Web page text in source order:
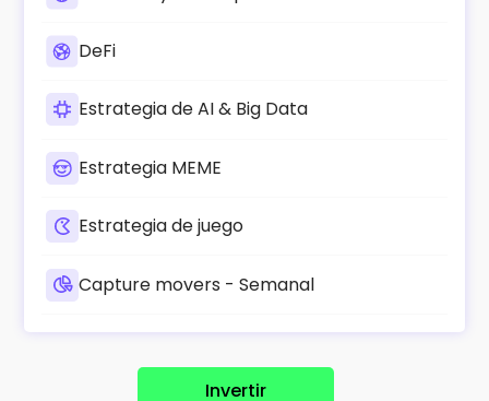
DeFi
Estrategia de AI & Big Data
Estrategia MEME
Estrategia de juego
Capture movers - Semanal
Invertir